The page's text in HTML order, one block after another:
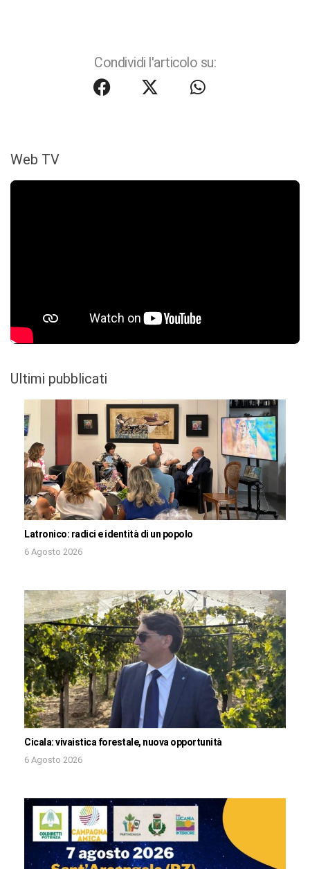
Condividi l'articolo su:
Web TV
Ultimi pubblicati
Latronico: radici e identità di un popolo
6 Agosto 2026
Cicala: vivaistica forestale, nuova opportunità
6 Agosto 2026